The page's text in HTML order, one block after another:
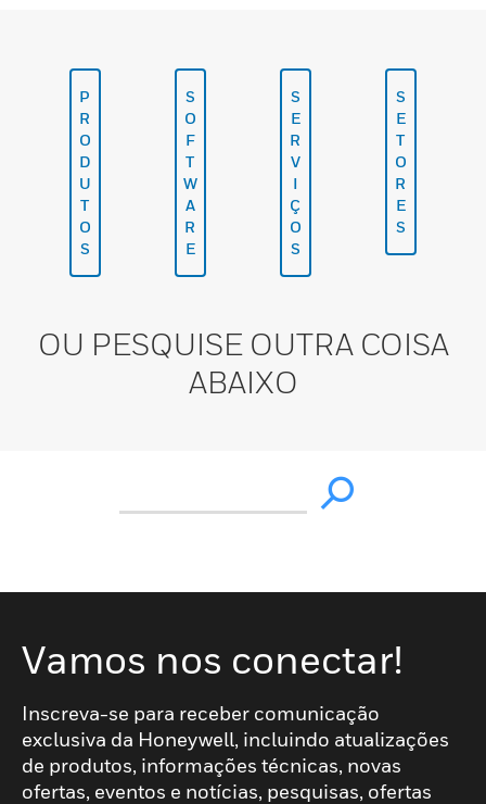
P
R
O
D
U
T
O
S
S
O
F
T
W
A
R
E
S
E
R
V
I
Ç
O
S
S
E
T
O
R
E
S
OU PESQUISE OUTRA COISA
ABAIXO
Vamos nos conectar!
Inscreva-se para receber comunicação
exclusiva da Honeywell, incluindo atualizações
de produtos, informações técnicas, novas
ofertas, eventos e notícias, pesquisas, ofertas